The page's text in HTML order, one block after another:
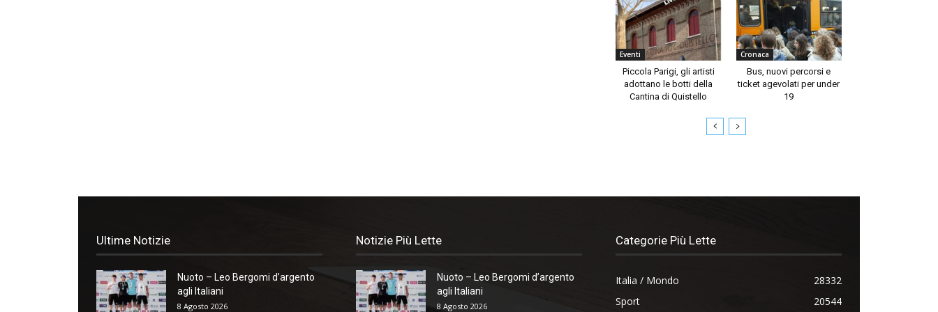
Eventi
Piccola Parigi, gli artisti
adottano le botti della
Cantina di Quistello
Cronaca
Bus, nuovi percorsi e
ticket agevolati per under
19
Ultime Notizie
Nuoto – Leo Bergomi d’argento
agli Italiani
8 Agosto 2026
Notizie Più Lette
Nuoto – Leo Bergomi d’argento
agli Italiani
8 Agosto 2026
Categorie Più Lette
Italia / Mondo
28332
Sport
20544